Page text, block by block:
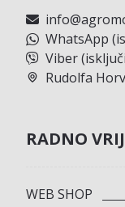
WhatsApp
Viber
Rudolfa
RADNO
WEB SHOP